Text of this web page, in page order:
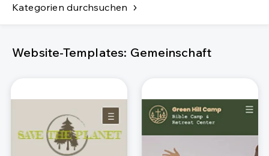
Kategorien durchsuchen
Website-Templates: Gemeinschaft